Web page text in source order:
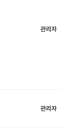
관리자
관리자